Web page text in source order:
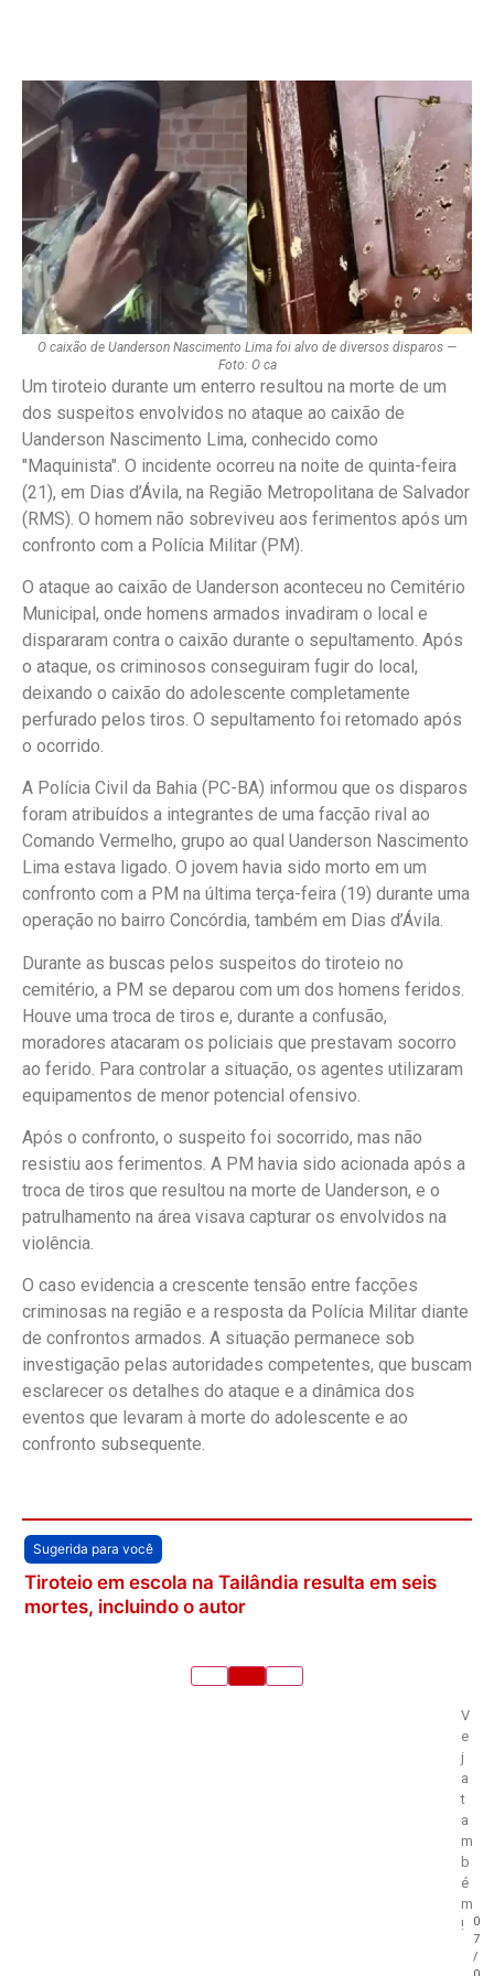
O caixão de Uanderson Nascimento Lima foi alvo de diversos disparos —
Foto: O ca
Um tiroteio durante um enterro resultou na morte de um
dos suspeitos envolvidos no ataque ao caixão de
Uanderson Nascimento Lima, conhecido como
"Maquinista". O incidente ocorreu na noite de quinta-feira
(21), em Dias d’Ávila, na Região Metropolitana de Salvador
(RMS). O homem não sobreviveu aos ferimentos após um
confronto com a Polícia Militar (PM).
O ataque ao caixão de Uanderson aconteceu no Cemitério
Municipal, onde homens armados invadiram o local e
dispararam contra o caixão durante o sepultamento. Após
o ataque, os criminosos conseguiram fugir do local,
deixando o caixão do adolescente completamente
perfurado pelos tiros. O sepultamento foi retomado após
o ocorrido.
A Polícia Civil da Bahia (PC-BA) informou que os disparos
foram atribuídos a integrantes de uma facção rival ao
Comando Vermelho, grupo ao qual Uanderson Nascimento
Lima estava ligado. O jovem havia sido morto em um
confronto com a PM na última terça-feira (19) durante uma
operação no bairro Concórdia, também em Dias d’Ávila.
Durante as buscas pelos suspeitos do tiroteio no
cemitério, a PM se deparou com um dos homens feridos.
Houve uma troca de tiros e, durante a confusão,
moradores atacaram os policiais que prestavam socorro
ao ferido. Para controlar a situação, os agentes utilizaram
equipamentos de menor potencial ofensivo.
Após o confronto, o suspeito foi socorrido, mas não
resistiu aos ferimentos. A PM havia sido acionada após a
troca de tiros que resultou na morte de Uanderson, e o
patrulhamento na área visava capturar os envolvidos na
violência.
O caso evidencia a crescente tensão entre facções
criminosas na região e a resposta da Polícia Militar diante
de confrontos armados. A situação permanece sob
investigação pelas autoridades competentes, que buscam
esclarecer os detalhes do ataque e a dinâmica dos
eventos que levaram à morte do adolescente e ao
confronto subsequente.
Sugerida para você
Tiroteio em escola na Tailândia resulta em seis
mortes, incluindo o autor
V
e
j
a
t
a
m
b
é
m
!
0
7
/